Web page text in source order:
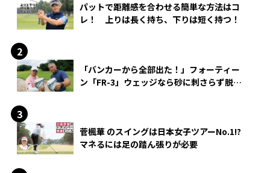
パットで距離感を合わせる簡単な方法はコ
レ！ 上りは長く持ち、下りは短く持つ！
「バンカーから全部出た！」フォーティー
ン「FR-3」ウェッジなら砂に刺さらず脱出
菅楓華 のスイングは日本女子ツアーNo.1!?
マネるには足の踏ん張りが必要